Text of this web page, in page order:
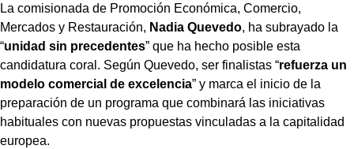
La comisionada de Promoción Económica, Comercio,
Mercados y Restauración, Nadia Quevedo, ha subrayado la
“unidad sin precedentes” que ha hecho posible esta
candidatura coral. Según Quevedo, ser finalistas “refuerza un
modelo comercial de excelencia” y marca el inicio de la
preparación de un programa que combinará las iniciativas
habituales con nuevas propuestas vinculadas a la capitalidad
europea.